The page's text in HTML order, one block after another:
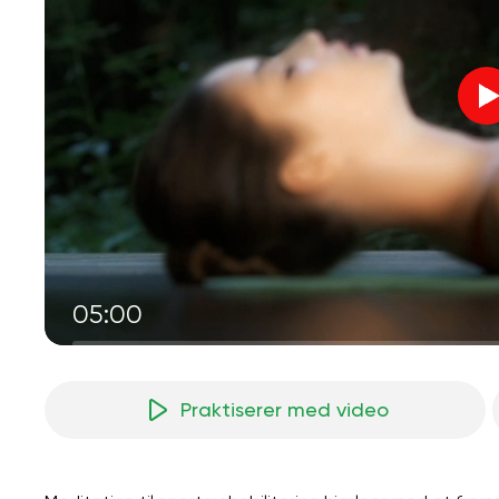
05:00
Praktiserer med video